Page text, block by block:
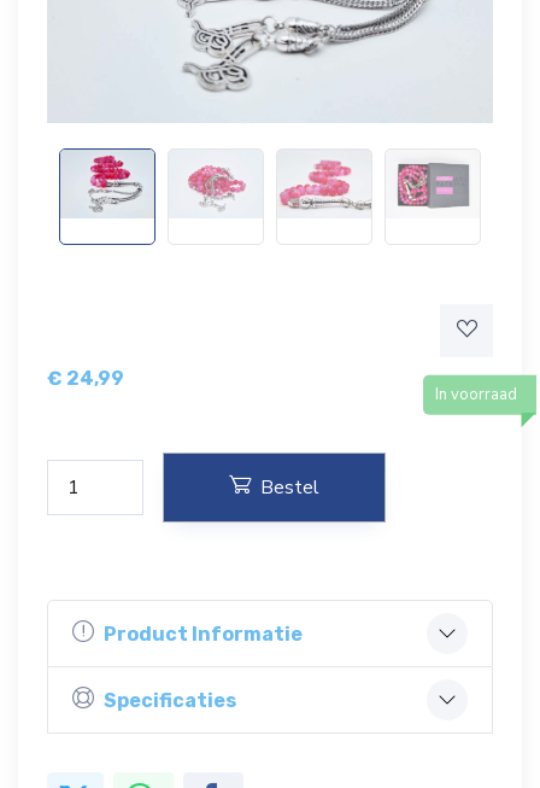
€ 24,99
In voorraad
Bestel
Product Informatie
Specificaties